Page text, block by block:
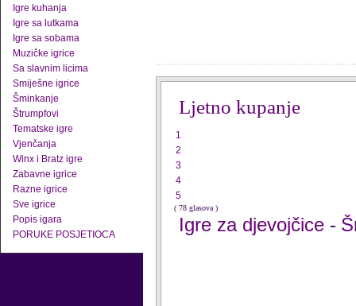
Igre kuhanja
Igre sa lutkama
Igre sa sobama
Muzičke igrice
Sa slavnim licima
Smiješne igrice
Šminkanje
Štrumpfovi
Tematske igre
Vjenčanja
Winx i Bratz igre
Zabavne igrice
Razne igrice
Sve igrice
Popis igara
PORUKE POSJETIOCA
Ljetno kupanje
1
2
3
4
5
( 78 glasova )
Igre za djevojčice -